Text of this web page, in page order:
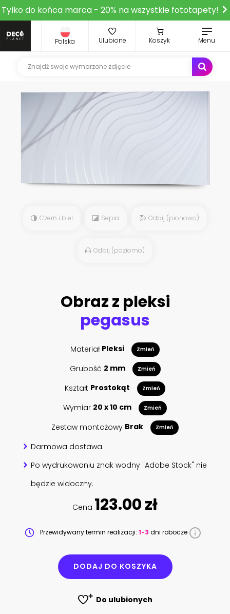
Tylko do końca marca - 20% na wszystkie fototapety!
Polska Ulubione Koszyk Menu
Czerń i biel Sepia Odbij (pionowo)
Odbij (poziomo)
Obraz z pleksi
pegasus
Materiał Pleksi Zmień
Grubość 2 mm Zmień
Kształt Prostokąt Zmień
Wymiar 20 x 10 cm Zmień
Zestaw montażowy Brak Zmień
Darmowa dostawa.
Po wydrukowaniu znak wodny "Adobe Stock" nie
będzie widoczny.
Cena 123.00 zł
Przewidywany termin realizacji: 1-3 dni robocze
DODAJ DO KOSZYKA
Do ulubionych